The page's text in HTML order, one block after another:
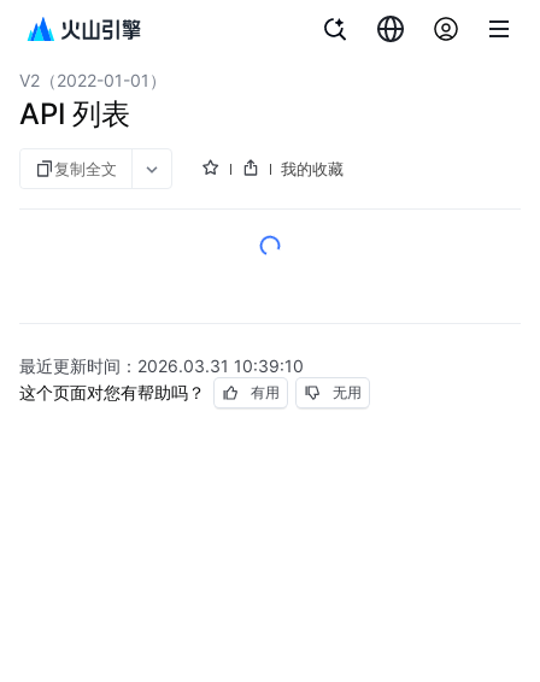
云数据库 PostgreSQL 版
V2（2022-01-01）
API 列表
复制全文 我的收藏
最近更新时间： 2026.03.31 10:39:10
这个页面对您有帮助吗？
有用 无用